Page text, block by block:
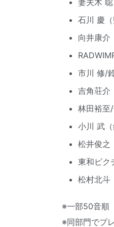
妻夫木 聡
石川 慶（
向井康介
市川 修/
吉角荘介
林田裕至/
小川 武（
松井俊之
東和ピク
松村北斗
※一部50音順
※同部門でプ